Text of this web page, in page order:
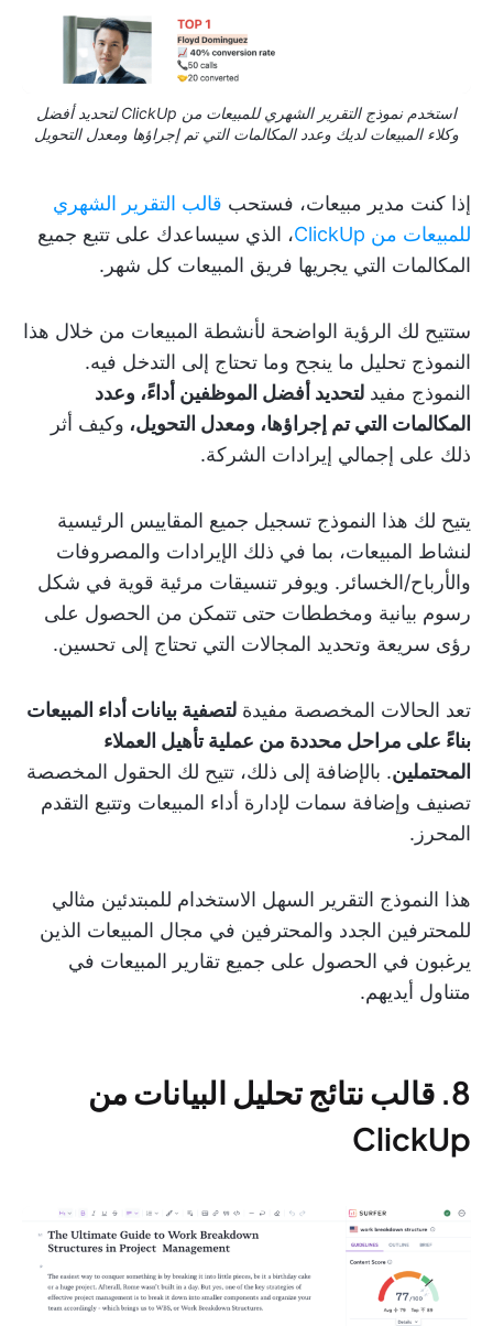
استخدم نموذج التقرير الشهري للمبيعات من ClickUp لتحديد أفضل
وكلاء المبيعات لديك وعدد المكالمات التي تم إجراؤها ومعدل التحويل
إذا كنت مدير مبيعات، فستحب قالب التقرير الشهري
للمبيعات من ClickUp
، الذي سيساعدك على تتبع جميع
المكالمات التي يجريها فريق المبيعات كل شهر.
ستتيح لك الرؤية الواضحة لأنشطة المبيعات من خلال هذا
النموذج تحليل ما ينجح وما تحتاج إلى التدخل فيه.
النموذج مفيد لتحديد أفضل الموظفين أداءً، وعدد
المكالمات التي تم إجراؤها، ومعدل التحويل، وكيف أثر
ذلك على إجمالي إيرادات الشركة.
يتيح لك هذا النموذج تسجيل جميع المقاييس الرئيسية
لنشاط المبيعات، بما في ذلك الإيرادات والمصروفات
والأرباح/الخسائر. ويوفر تنسيقات مرئية قوية في شكل
رسوم بيانية ومخططات حتى تتمكن من الحصول على
رؤى سريعة وتحديد المجالات التي تحتاج إلى تحسين.
تعد الحالات المخصصة مفيدة لتصفية بيانات أداء المبيعات
بناءً على مراحل محددة من عملية تأهيل العملاء
المحتملين. بالإضافة إلى ذلك، تتيح لك الحقول المخصصة
تصنيف وإضافة سمات لإدارة أداء المبيعات وتتبع التقدم
المحرز.
هذا النموذج التقرير السهل الاستخدام للمبتدئين مثالي
للمحترفين الجدد والمحترفين في مجال المبيعات الذين
يرغبون في الحصول على جميع تقارير المبيعات في
متناول أيديهم.
8. قالب نتائج تحليل البيانات من
ClickUp